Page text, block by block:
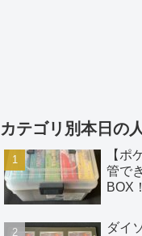
カテゴリ別本日の
【ポ
管で
BOX！
ダイ